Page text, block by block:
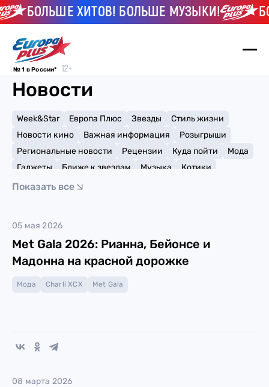
БОЛЬШЕ ХИТОВ! БОЛЬШЕ МУЗЫКИ!
№ 1 в России*
Новости
Week&Star Европа Плюс Звезды
Стиль жизни
Новости кино
Важная информация
Розыгрыши
Региональные новости
Рецензии Куда пойти
Мода
Гаджеты
Ближе к звездам Музыка
Котики
Мемы и тренды
Показать все
05 мая 2026
Met Gala 2026: Рианна, Бейонсе и
Мадонна на красной дорожке
Мода Charli XCX Met Gala
08 марта 2026